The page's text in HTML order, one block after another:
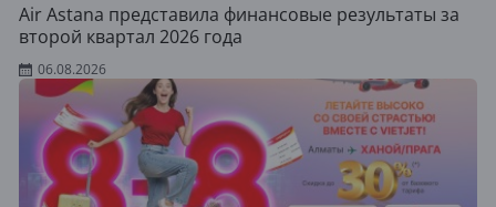
Air Astana представила финансовые результаты за
второй квартал 2026 года
06.08.2026